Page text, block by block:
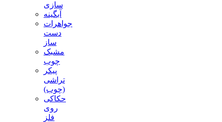
سازی
آبگینه
جواهرات
دست
ساز
مشبک
چوب
پیکر
تراشی
(چوب)
حکاکی
روی
فلز